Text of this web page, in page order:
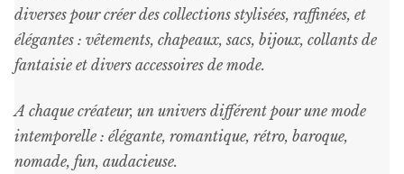
produit
diverses pour créer des collections stylisées, raffinées, et
élégantes : vêtements, chapeaux, sacs, bijoux, collants de
fantaisie et divers accessoires de mode.
A chaque créateur, un univers différent pour une mode
intemporelle : élégante, romantique, rétro, baroque,
nomade, fun, audacieuse.